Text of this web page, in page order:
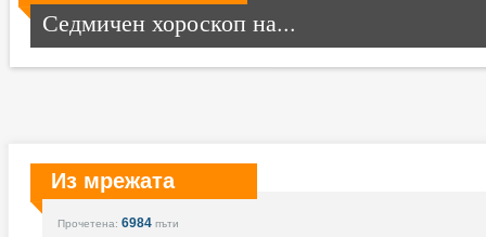
Седмичен хороскоп на...
Из мрежата
Прочетена: 6984 пъти